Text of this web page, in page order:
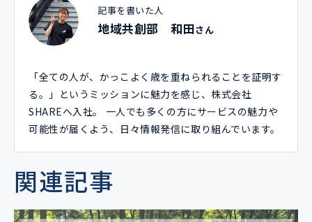
記事を書いた人
地域共創部 和田さん
「全ての人が、かっこよく歳を重ねられることを証明す
る。」というミッションに魅力を感じ、株式会社
SHAREへ入社。 一人でも多くの方にサービスの魅力や
可能性が届くよう、日々情報発信に取り組んでいます。
関連記事